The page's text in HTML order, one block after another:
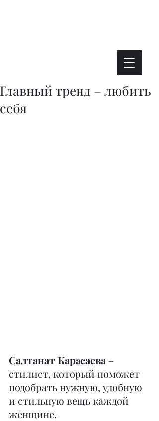
Главный тренд – любить
себя
Салтанат Карасаева –
стилист, который поможет
подобрать нужную, удобную
и стильную вещь каждой
женщине.